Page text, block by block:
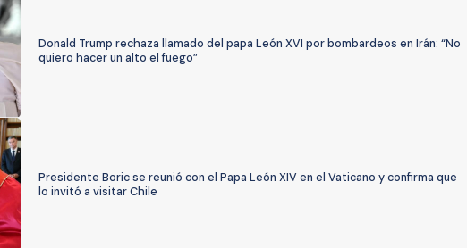
Donald Trump rechaza llamado del papa León XVI por bombardeos en Irán: “No
quiero hacer un alto el fuego”
Presidente Boric se reunió con el Papa León XIV en el Vaticano y confirma que
lo invitó a visitar Chile